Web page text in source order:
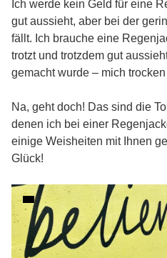
Ich werde kein Geld für eine
gut aussieht, aber bei der
fällt. Ich brauche eine
trotzt und trotzdem gut
gemacht wurde – mich
Na, geht doch! Das sind die
denen ich bei einer
einige Weisheiten mit Ihnen
Glück!